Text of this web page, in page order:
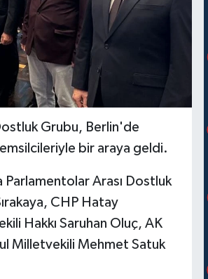
Grubu, Berlin'de
bir araya geldi.
Arası Dostluk
CHP Hatay
Hakkı Saruhan Oluç, AK
Milletvekili Mehmet Satuk